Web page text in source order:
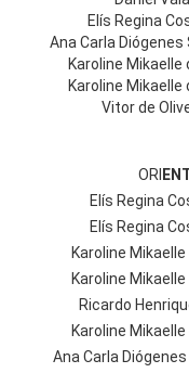
Elís Regina
Ana Carla
Karoline Mikaelle
Karoline Mikaelle
Vitor de
ORI
Elís Regina
Elís Regina
Karoline
Karoline
Ricardo
Karoline
Ana Carla